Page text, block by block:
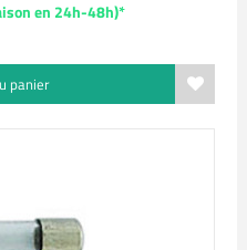
en 24h-48h)*
panier